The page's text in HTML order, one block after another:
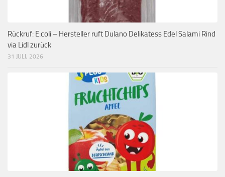
Rückruf: E.coli – Hersteller ruft Dulano Delikatess Edel Salami Rind
via Lidl zurück
31 JULI, 2026